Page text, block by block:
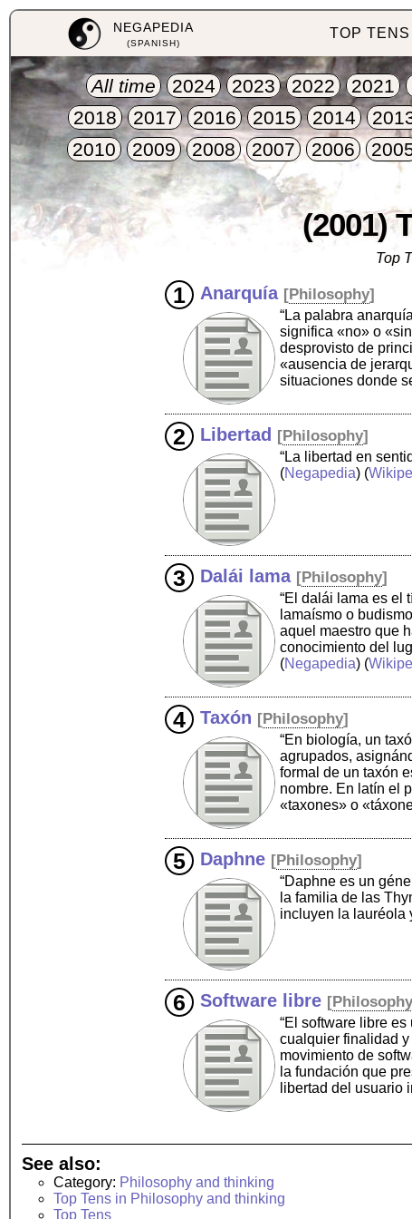
NEGAPEDIA
(SPANISH)
TOP TENS
All time 2024 2023 2022 2021
2018
2017 2016 2015 2014
2010
2009 2008 2007 2006
(2001)
Top
Anarquía [Philosophy]
“La palabra
significa «no» o
desprovisto de
«ausencia de
situaciones donde
Libertad [Philosophy]
“La libertad en
(Negapedia) (
Dalái lama [Philosophy]
“El dalái lama es el
lamaísmo o
aquel maestro que
conocimiento del
(Negapedia) (
Taxón [Philosophy]
“En biología, un
agrupados,
formal de un taxón
nombre. En latín el
«taxones» o
Daphne [Philosophy]
“Daphne es un
la familia de las
incluyen la lauréola
Software libre [
“El software libre
cualquier finalidad
movimiento de
la fundación que
libertad del usuario
See also:
Category: Philosophy and thinking
Top Tens in Philosophy and thinking
Top Tens